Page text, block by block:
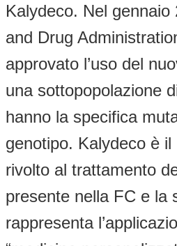
Kalydeco. Nel
and Drug
approvato l’uso del
una sottopopolazione
hanno la specifica
genotipo. Kalydeco è
rivolto al trattamento
presente nella FC e la
rappresenta